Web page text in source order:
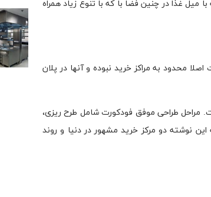
غذا در چنین فضا با که با تنوع زیاد همراه
بعد طراحی فودکورت اصلا محدود به مراکز خرید نبوده و آنها در پلان
مراحل طراحی موفق فودکورت شامل طرح ریزی،
نوشته دو مرکز خرید مشهور در دنیا و روند